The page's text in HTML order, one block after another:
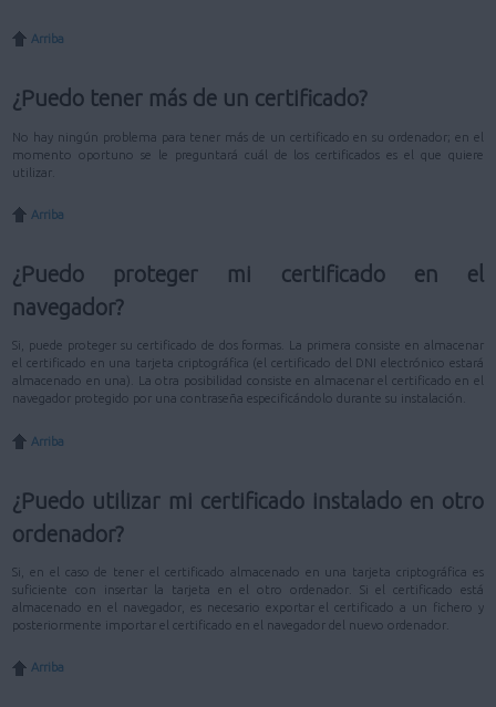
Arriba
¿Puedo tener más de un certificado?
No hay ningún problema para tener más de un certificado en su ordenador; en el
momento oportuno se le preguntará cuál de los certificados es el que quiere
utilizar.
Arriba
¿Puedo proteger mi certificado en el
navegador?
Si, puede proteger su certificado de dos formas. La primera consiste en almacenar
el certificado en una tarjeta criptográfica (el certificado del DNI electrónico estará
almacenado en una). La otra posibilidad consiste en almacenar el certificado en el
navegador protegido por una contraseña especificándolo durante su instalación.
Arriba
¿Puedo utilizar mi certificado instalado en otro
ordenador?
Si, en el caso de tener el certificado almacenado en una tarjeta criptográfica es
suficiente con insertar la tarjeta en el otro ordenador. Si el certificado está
almacenado en el navegador, es necesario exportar el certificado a un fichero y
posteriormente importar el certificado en el navegador del nuevo ordenador.
Arriba